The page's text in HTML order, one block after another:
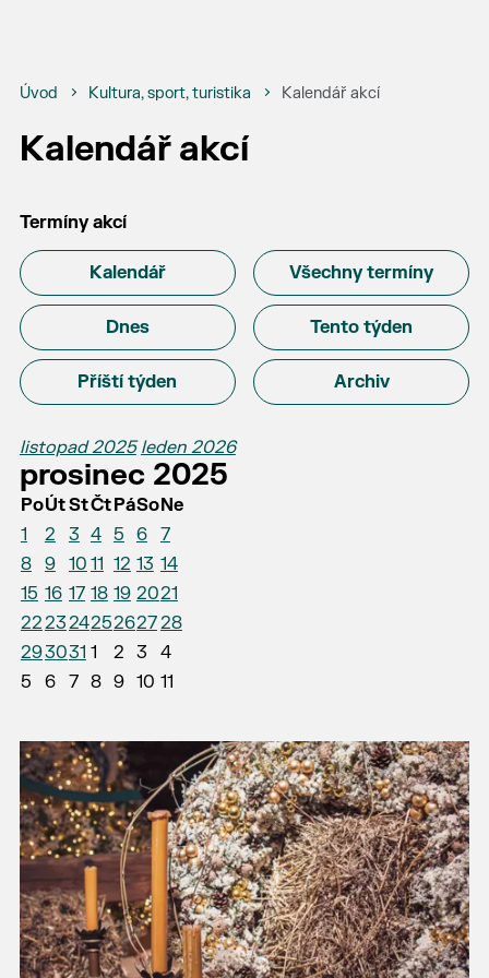
Úvod Kultura, sport, turistika Kalendář akcí
Kalendář akcí
Termíny akcí
Kalendář Všechny termíny
Dnes Tento týden
Příští týden Archiv
listopad 2025 leden 2026
prosinec 2025
PoÚtStČtPáSoNe
1
2 3 4 5 6
7
8
9 10 11 12 13 14
15 16 17 18 19 2021
22232425262728
293031 1 2 3
4
5
6 7 8 9 10 11